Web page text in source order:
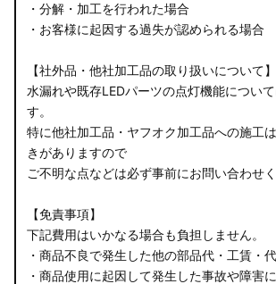
・分解・加工を行われた場合
・お客様に起因する過失が認められる場合
【社外品・他社加工品の取り扱いについて】
水漏れや既存LEDパーツの点灯機能につい
す。
特に他社加工品・ヤフオク加工品への施工
きがありますので
ご不明な点などは必ず事前にお問い合わせく
【免責事項】
下記費用はいかなる場合も負担しません。
・商品不良で発生した他の部品代・工賃・
・商品使用に起因して発生した事故や障害